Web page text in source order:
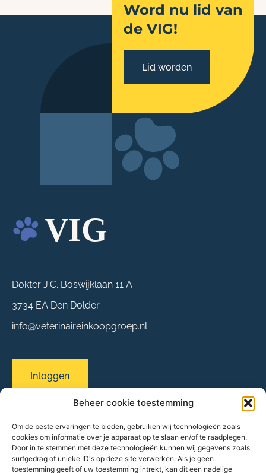
Beheer cookie toestemming
Om de beste ervaringen te bieden, gebruiken wij technologieën zoals
cookies om informatie over je apparaat op te slaan en/of te raadplegen.
Door in te stemmen met deze technologieën kunnen wij gegevens zoals
surfgedrag of unieke ID's op deze site verwerken. Als je geen
toestemming geeft of uw toestemming intrekt, kan dit een nadelige
Word nu lid van
de VIG!
Lid worden
Dokter J.C. Boswijklaan 11 A
3734 EA Den Dolder
info@veterinaireinkoopgroep.nl
Inloggen
Sitemap
Over ons
Evenementen